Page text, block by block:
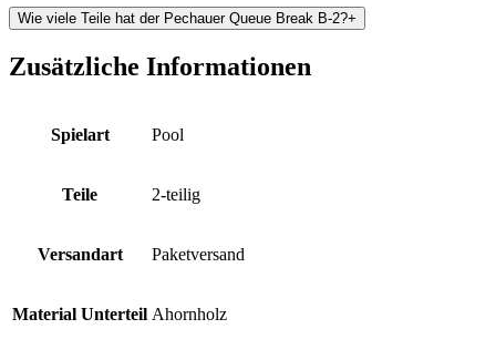
Wie viele Teile hat der Pechauer Queue Break B-2?+
Zusätzliche Informationen
Spielart Pool
Teile 2-teilig
Versandart Paketversand
Material Unterteil Ahornholz